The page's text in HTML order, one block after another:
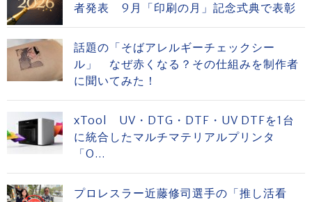
者発表 9月「印刷の月」記念式典で表彰
話題の「そばアレルギーチェックシー
ル」 なぜ赤くなる？その仕組みを制作者
に聞いてみた！
xTool UV・DTG・DTF・UV DTFを1台
に統合したマルチマテリアルプリンタ
「O...
プロレスラー近藤修司選手の「推し活看